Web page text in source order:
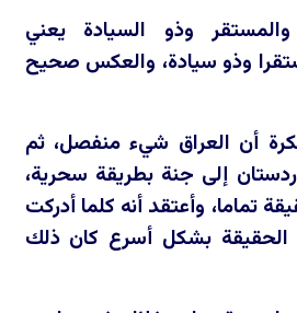
وذو السيادة يعني
وذو سيادة، والعكس صحيح
أن العراق شيء منفصل، ثم
إلى جنة بطريقة سحرية،
تماما، وأعتقد أنه كلما أدركت
بشكل أسرع كان ذلك